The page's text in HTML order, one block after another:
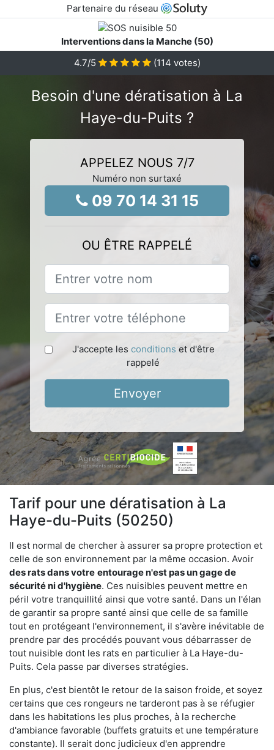
Partenaire du réseau
Interventions dans la Manche (50)
4.7/5 (114 votes)
Besoin d'une dératisation à La
Haye-du-Puits ?
APPELEZ NOUS 7/7
Numéro non surtaxé
09 70 14 31 15
OU ÊTRE RAPPELÉ
J'accepte les conditions et d'être
rappelé
Envoyer
Tarif pour une dératisation à La
Haye-du-Puits (50250)
Il est normal de chercher à assurer sa propre protection et
celle de son environnement par la même occasion. Avoir
des rats dans votre entourage n'est pas un gage de
sécurité ni d'hygiène. Ces nuisibles peuvent mettre en
péril votre tranquillité ainsi que votre santé. Dans un l'élan
de garantir sa propre santé ainsi que celle de sa famille
tout en protégeant l'environnement, il s'avère inévitable de
prendre par des procédés pouvant vous débarrasser de
tout nuisible dont les rats en particulier à La Haye-du-
Puits. Cela passe par diverses stratégies.
En plus, c'est bientôt le retour de la saison froide, et soyez
certains que ces rongeurs ne tarderont pas à se réfugier
dans les habitations les plus proches, à la recherche
d'ambiance favorable (buffets gratuits et une température
constante). Il serait donc judicieux d'en apprendre